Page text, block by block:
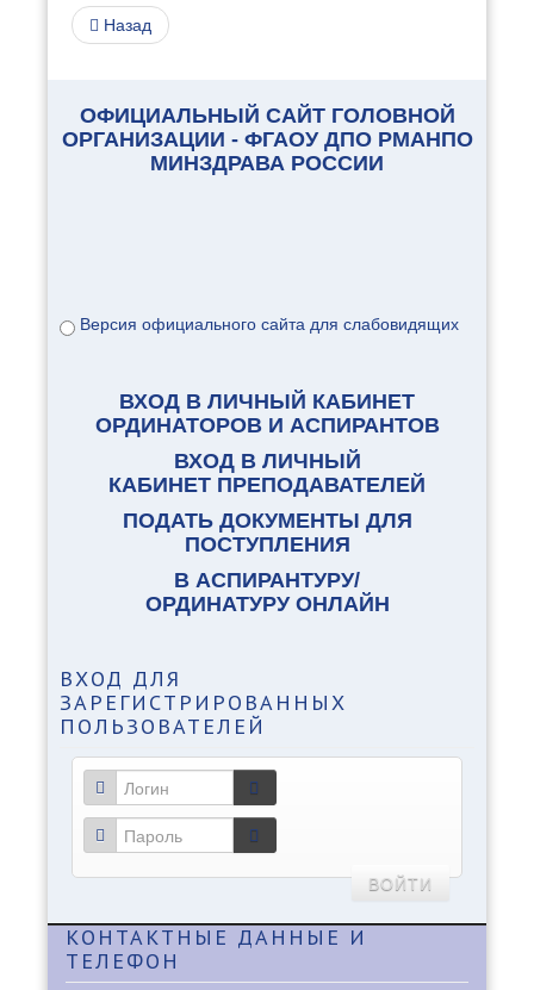
Назад
ОФИЦИАЛЬНЫЙ САЙТ ГОЛОВНОЙ
ОРГАНИЗАЦИИ - ФГАОУ ДПО РМАНПО
МИНЗДРАВА РОССИИ
Версия официального сайта для слабовидящих
ВХОД В ЛИЧНЫЙ КАБИНЕТ
ОРДИНАТОРОВ И АСПИРАНТОВ
ВХОД В ЛИЧНЫЙ
КАБИНЕТ ПРЕПОДАВАТЕЛЕЙ
ПОДАТЬ ДОКУМЕНТЫ ДЛЯ
ПОСТУПЛЕНИЯ
В АСПИРАНТУРУ/
ОРДИНАТУРУ ОНЛАЙН
ВХОД ДЛЯ
ЗАРЕГИСТРИРОВАННЫХ
ПОЛЬЗОВАТЕЛЕЙ
ВОЙТИ
КОНТАКТНЫЕ ДАННЫЕ И
ТЕЛЕФОН